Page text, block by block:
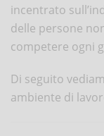
incentrato
delle persone
competere ogni
Di seguito
ambiente di